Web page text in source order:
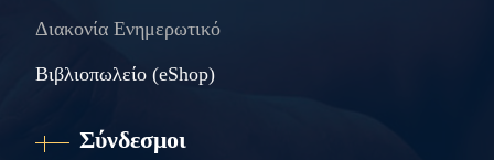
Διακονία Ενημερωτικό
Βιβλιοπωλείο (eShop)
Σύνδεσμοι